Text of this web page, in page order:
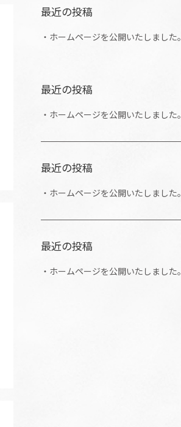
最近の投稿
・ホームページを公開いたしました。
最近の投稿
・ホームページを公開いたしました。
最近の投稿
・ホームページを公開いたしました。
最近の投稿
・ホームページを公開いたしました。